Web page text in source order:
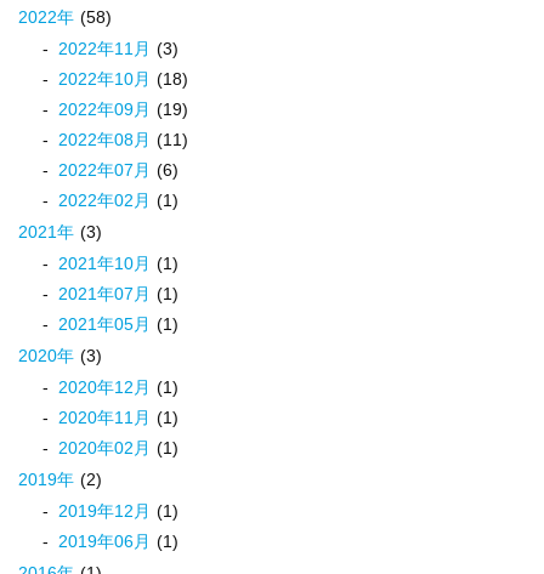
2022年 (58)
2022年11月 (3)
2022年10月 (18)
2022年09月 (19)
2022年08月 (11)
2022年07月 (6)
2022年02月 (1)
2021年 (3)
2021年10月 (1)
2021年07月 (1)
2021年05月 (1)
2020年 (3)
2020年12月 (1)
2020年11月 (1)
2020年02月 (1)
2019年 (2)
2019年12月 (1)
2019年06月 (1)